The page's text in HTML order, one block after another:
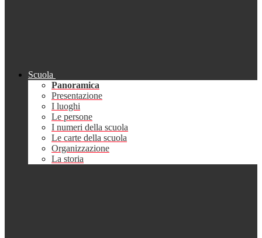
Scuola
Panoramica
Presentazione
I luoghi
Le persone
I numeri della scuola
Le carte della scuola
Organizzazione
La storia